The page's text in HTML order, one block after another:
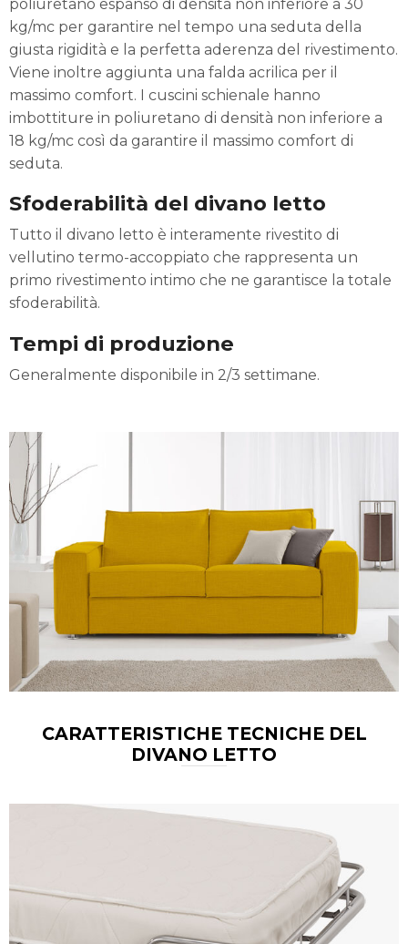
poliuretano espanso di densità non inferiore a 30
kg/mc per garantire nel tempo una seduta della
giusta rigidità e la perfetta aderenza del rivestimento.
Viene inoltre aggiunta una falda acrilica per il
massimo comfort. I cuscini schienale hanno
imbottiture in poliuretano di densità non inferiore a
18 kg/mc così da garantire il massimo comfort di
seduta.
Sfoderabilità del divano letto
Tutto il divano letto è interamente rivestito di
vellutino termo-accoppiato che rappresenta un
primo rivestimento intimo che ne garantisce la totale
sfoderabilità.
Tempi di produzione
Generalmente disponibile in 2/3 settimane.
CARATTERISTICHE TECNICHE DEL
DIVANO LETTO